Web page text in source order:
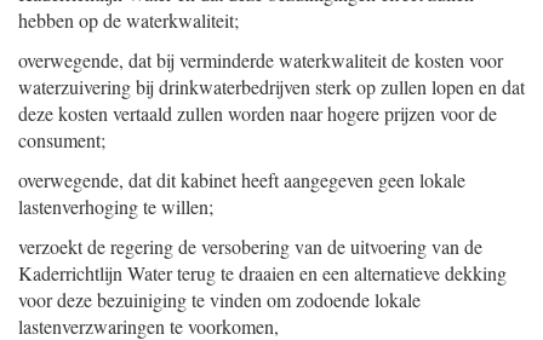
hebben op de waterkwaliteit;
overwegende, dat bij verminderde waterkwaliteit de kosten voor
waterzuivering bij drinkwaterbedrijven sterk op zullen lopen en dat
deze kosten vertaald zullen worden naar hogere prijzen voor de
consument;
overwegende, dat dit kabinet heeft aangegeven geen lokale
lastenverhoging te willen;
verzoekt de regering de versobering van de uitvoering van de
Kaderrichtlijn Water terug te draaien en een alternatieve dekking
voor deze bezuiniging te vinden om zodoende lokale
lastenverzwaringen te voorkomen,